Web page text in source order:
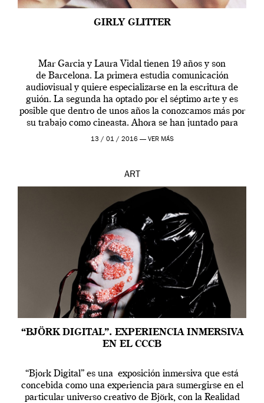
GIRLY GLITTER
Mar Garcia y Laura Vidal tienen 19 años y son
de Barcelona. La primera estudia comunicación
audiovisual y quiere especializarse en la escritura de
guión. La segunda ha optado por el séptimo arte y es
posible que dentro de unos años la conozcamos más por
su trabajo como cineasta. Ahora se han juntado para
contarnos una […]
13 / 01 / 2016 — VER MÁS
ART
“BJÖRK DIGITAL”. EXPERIENCIA INMERSIVA
EN EL CCCB
“Bjork Digital” es una exposición inmersiva que está
concebida como una experiencia para sumergirse en el
particular universo creativo de Björk, con la Realidad